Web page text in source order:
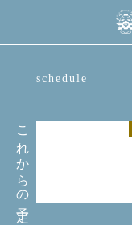
これからの予定
schedule